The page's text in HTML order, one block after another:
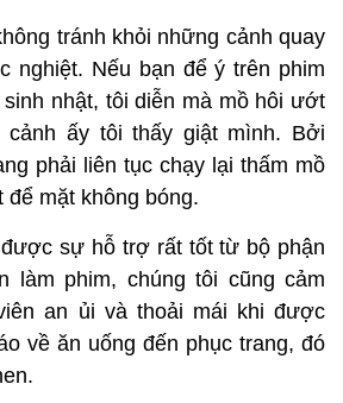
tránh khỏi những cảnh quay
nghiệt. Nếu bạn để ý trên phim
nhật, tôi diễn mà mồ hôi ướt
cảnh ấy tôi thấy giật mình. Bởi
phải liên tục chạy lại thấm mồ
để mặt không bóng.
sự hỗ trợ rất tốt từ bộ phận
làm phim, chúng tôi cũng cảm
an ủi và thoải mái khi được
về ăn uống đến phục trang, đó